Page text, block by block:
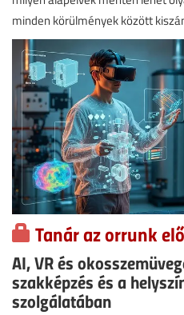
minden körülmények között
Tanár az orrunk
AI, VR és
szakképzés és a
szolgálatában